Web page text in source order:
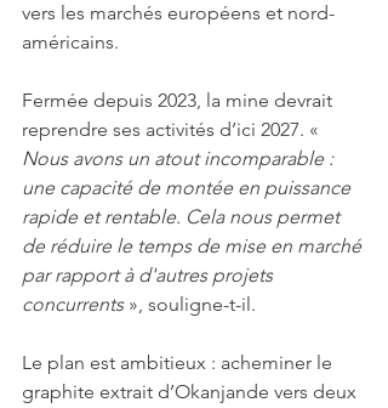
vers les marchés européens et nord-
américains.
Fermée depuis 2023, la mine devrait
reprendre ses activités d’ici 2027. «
Nous avons un atout incomparable :
une capacité de montée en puissance
rapide et rentable. Cela nous permet
de réduire le temps de mise en marché
par rapport à d'autres projets
concurrents », souligne-t-il.
Le plan est ambitieux : acheminer le
graphite extrait d’Okanjande vers deux